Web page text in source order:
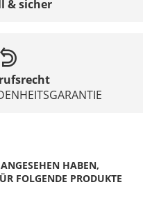
& sicher
HABEN,
FOLGENDE PRODUKTE